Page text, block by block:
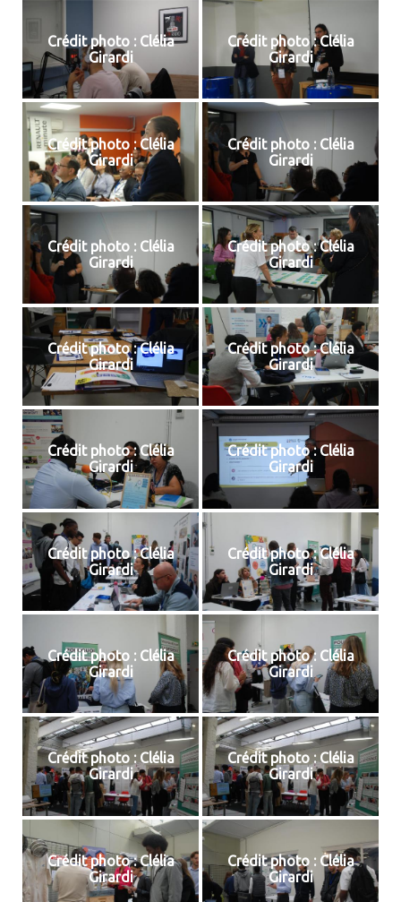
Crédit photo : Clélia
Girardi
Crédit photo : Clélia
Girardi
Crédit photo : Clélia
Girardi
Crédit photo : Clélia
Girardi
Crédit photo : Clélia
Girardi
Crédit photo : Clélia
Girardi
Crédit photo : Clélia
Girardi
Crédit photo : Clélia
Girardi
Crédit photo : Clélia
Girardi
Crédit photo : Clélia
Girardi
Crédit photo : Clélia
Girardi
Crédit photo : Clélia
Girardi
Crédit photo : Clélia
Girardi
Crédit photo : Clélia
Girardi
Crédit photo : Clélia
Girardi
Crédit photo : Clélia
Girardi
Crédit photo : Clélia
Girardi
Crédit photo : Clélia
Girardi